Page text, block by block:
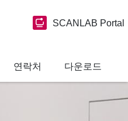
SCANLAB Portal
연락처 다운로드